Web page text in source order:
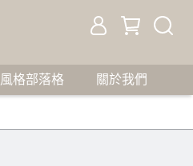
風格部落格 關於我們